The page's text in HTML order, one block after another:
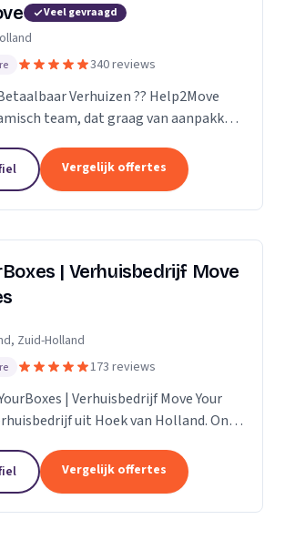
Veel gevraagd
340 reviews
Verhuizen ?? Help2Move
team, dat graag van aanpakken
mogelijkheden.Vergelijk offertes
| Verhuisbedrijf Move
Zuid-Holland
173 reviews
| Verhuisbedrijf Move Your
uit Hoek van Holland. Ons
Vergelijk offertes